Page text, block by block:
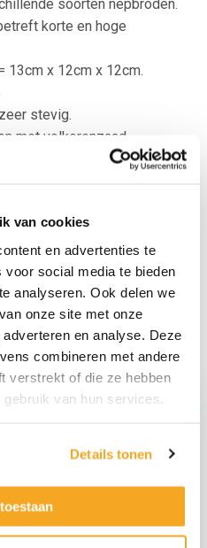
van cookies
en advertenties te
social media te bieden
analyseren. Ook delen we
onze site met onze
en analyse. Deze
combineren met andere
verstrekt of die ze hebben
van hun services.
Details tonen
soorten nepbroden.
korte en hoge
13cm x 12cm x 12cm.
stevig.
met volkorenzaad,
toepassingen.
ook eens in de
.